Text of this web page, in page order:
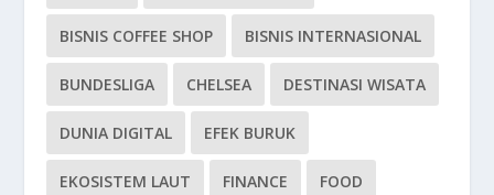
BISNIS COFFEE SHOP BISNIS INTERNASIONAL
BUNDESLIGA CHELSEA DESTINASI WISATA
DUNIA DIGITAL EFEK BURUK
EKOSISTEM LAUT FINANCE FOOD